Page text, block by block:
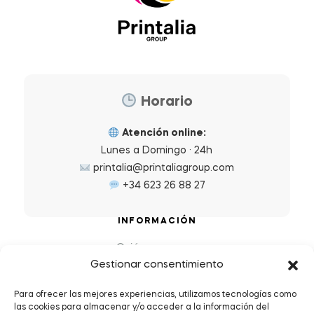
Gestionar consentimiento
Para ofrecer las mejores experiencias, utilizamos tecnologías como
las cookies para almacenar y/o acceder a la información del
Horario
Atención online:
Lunes a Domingo · 24h
printalia@printaliagroup.com
+34 623 26 88 27
INFORMACIÓN
Quiénes somos
Preguntas Frecuentes (FAQs)
Política de Devoluciones y Reembolsos